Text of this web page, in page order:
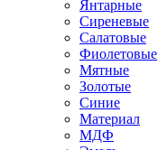
Янтарные
Сиреневые
Салатовые
Фиолетовые
Мятные
Золотые
Синие
Материал
МДФ